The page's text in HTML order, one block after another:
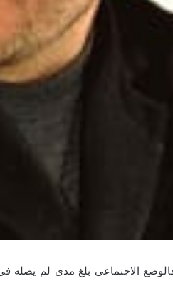
فالوضع الاجتماعي بلغ مدى لم